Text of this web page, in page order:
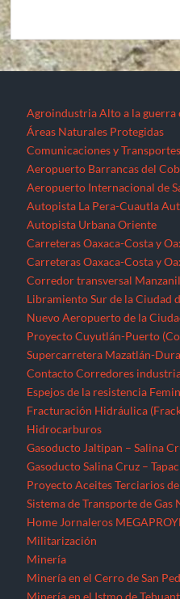
Agroindustria Alto a la guerra
Áreas Naturales Protegidas
Comunicaciones y Transportes
Aeropuerto Barrancas del
Aeropuerto Internacional de
Autopista La Pera-Cuautla
Autopista Urbana Oriente
Carreteras Oaxaca-Costa y
Carreteras Oaxaca-Costa y
Corredor transversal
Libramiento Sur de la Ciudad
Nuevo Aeropuerto de la
Proyecto Cuyutlán-Puerto
Supercarretera Mazatlán-
Contacto Corredores
Espejos de la resistencia
Fracturación Hidráulica
Hidrocarburos
Gasoducto Jaltipan – Salina
Gasoducto Salina Cruz –
Proyecto Aceites Terciarios
Sistema de Transporte de
Home Jornaleros
Militarización
Minería
Minería en el Cerro de San
Minería en el Istmo de